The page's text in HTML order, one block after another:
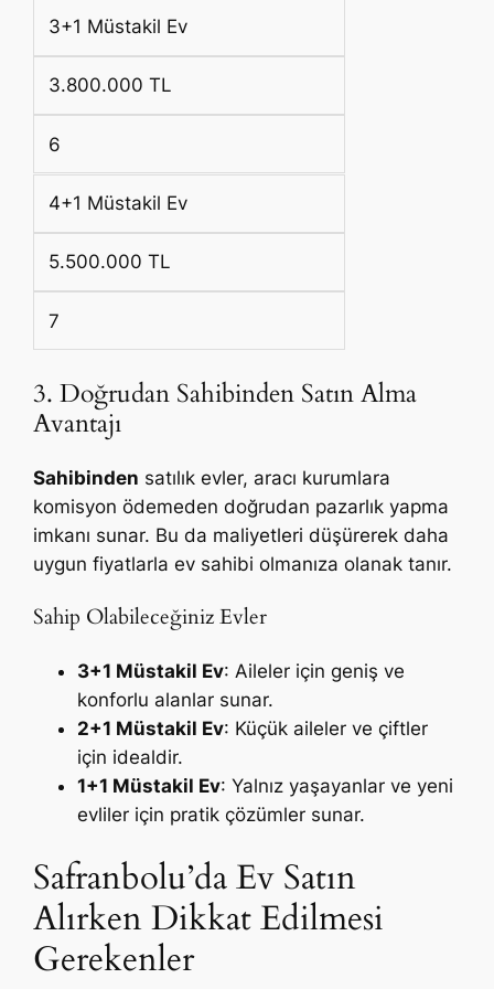
3+1 Müstakil Ev
3.800.000 TL
6
4+1 Müstakil Ev
5.500.000 TL
7
3. Doğrudan Sahibinden Satın Alma
Avantajı
Sahibinden satılık evler, aracı kurumlara
komisyon ödemeden doğrudan pazarlık yapma
imkanı sunar. Bu da maliyetleri düşürerek daha
uygun fiyatlarla ev sahibi olmanıza olanak tanır.
Sahip Olabileceğiniz Evler
3+1 Müstakil Ev: Aileler için geniş ve
konforlu alanlar sunar.
2+1 Müstakil Ev: Küçük aileler ve çiftler
için idealdir.
1+1 Müstakil Ev: Yalnız yaşayanlar ve yeni
evliler için pratik çözümler sunar.
Safranbolu’da Ev Satın
Alırken Dikkat Edilmesi
Gerekenler